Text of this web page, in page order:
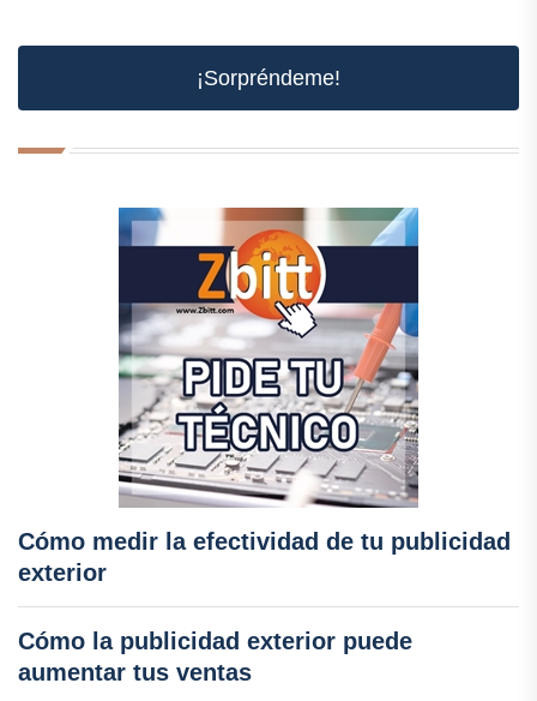
¡Sorpréndeme!
Cómo medir la efectividad de tu publicidad
exterior
Cómo la publicidad exterior puede
aumentar tus ventas